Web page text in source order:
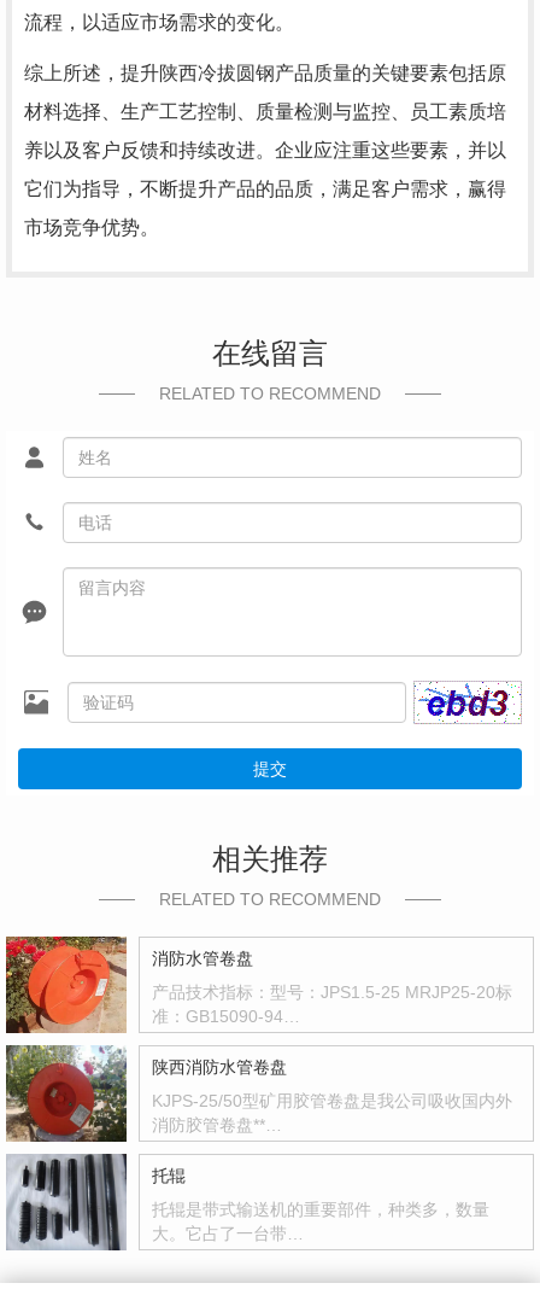
流程，以适应市场需求的变化。
综上所述，提升陕西冷拔圆钢产品质量的关键要素包括原
材料选择、生产工艺控制、质量检测与监控、员工素质培
养以及客户反馈和持续改进。企业应注重这些要素，并以
它们为指导，不断提升产品的品质，满足客户需求，赢得
市场竞争优势。
在线留言
RELATED TO RECOMMEND
提交
相关推荐
RELATED TO RECOMMEND
消防水管卷盘
产品技术指标：型号：JPS1.5-25 MRJP25-20标
准：GB15090-94…
陕西消防水管卷盘
KJPS-25/50型矿用胶管卷盘是我公司吸收国内外
消防胶管卷盘**…
托辊
托辊是带式输送机的重要部件，种类多，数量
大。它占了一台带…